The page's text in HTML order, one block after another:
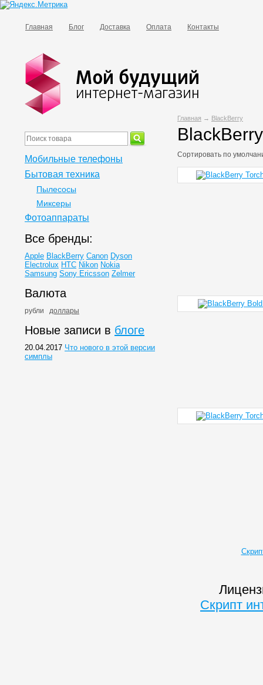
Главная Блог Доставка Оплата Контакты
Главная → BlackBerry
BlackBerry
Сортировать по
Мобильные телефоны
Бытовая техника
Пылесосы
Миксеры
Фотоаппараты
Все бренды:
Apple BlackBerry Canon Dyson
Electrolux HTC Nikon Nokia
Samsung Sony Ericsson Zelmer
Валюта
рубли доллары
Новые записи в блоге
20.04.2017 Что нового в этой версии
симплы
Скрипт